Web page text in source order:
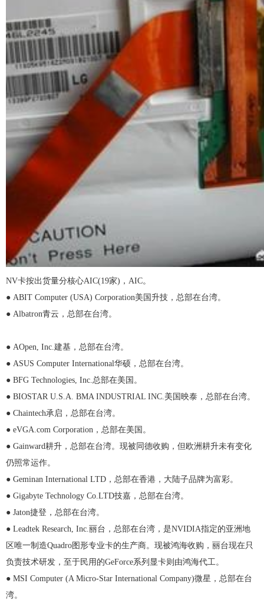
NV卡按出货量分核心AIC(19家)，AIC。
● ABIT Computer (USA) Corporation美国升技，总部在台湾。
● Albatron青云，总部在台湾。
● AOpen, Inc.建基，总部在台湾。
● ASUS Computer International华硕，总部在台湾。
● BFG Technologies, Inc.总部在美国。
● BIOSTAR U.S.A. BMA INDUSTRIAL INC.美国映泰，总部在台湾。
● Chaintech承启，总部在台湾。
● eVGA.com Corporation，总部在美国。
● Gainward耕升，总部在台湾。现被同德收购，但欧洲耕升未有变化
仍照常运作。
● Geminan International LTD，总部在香港，大陆子品牌为富彩。
● Gigabyte Technology Co.LTD技嘉，总部在台湾。
● Jaton捷登，总部在台湾。
● Leadtek Research, Inc.丽台，总部在台湾，是NVIDIA指定的亚洲地
区唯一制造Quadro图形专业卡的生产商。现被鸿海收购，丽台现在只
负责技术研发，至于民用的GeForce系列显卡则由鸿海代工。
● MSI Computer (A Micro-Star International Company)微星，总部在台
湾。